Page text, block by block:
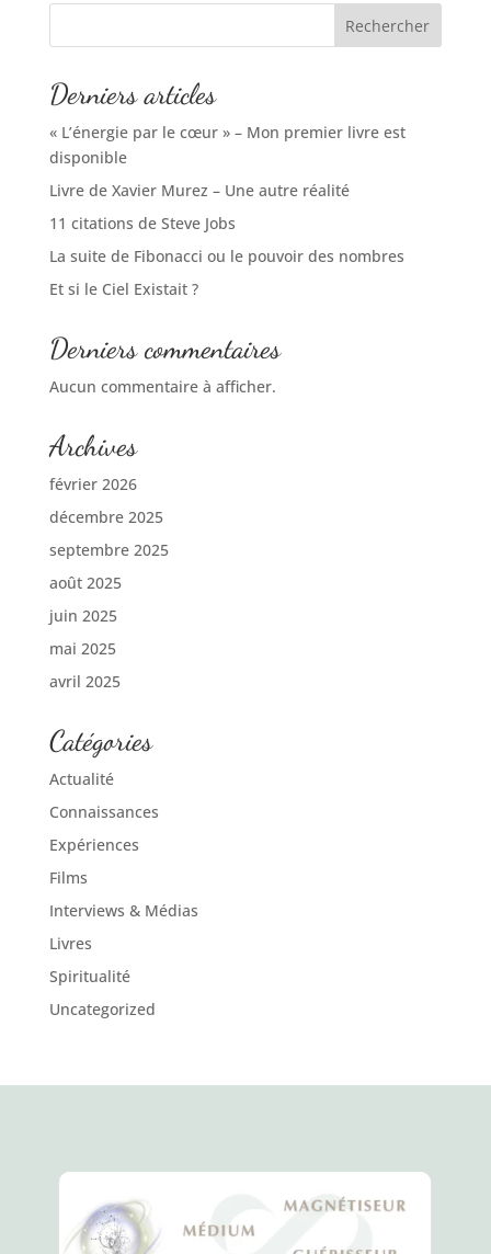
Rechercher
Derniers articles
« L’énergie par le cœur » – Mon premier livre est
disponible
Livre de Xavier Murez – Une autre réalité
11 citations de Steve Jobs
La suite de Fibonacci ou le pouvoir des nombres
Et si le Ciel Existait ?
Derniers commentaires
Aucun commentaire à afficher.
Archives
février 2026
décembre 2025
septembre 2025
août 2025
juin 2025
mai 2025
avril 2025
Catégories
Actualité
Connaissances
Expériences
Films
Interviews & Médias
Livres
Spiritualité
Uncategorized